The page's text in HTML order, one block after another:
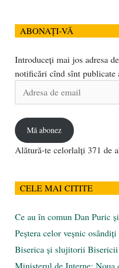
ABONAȚI-VĂ
Introduceți mai jos adresa
notificări cînd sînt publicate
Mă abonez
Alătură-te celorlalți 371 de
CELE MAI CITITE
Ce au în comun Dan Puric
Peştera celor veşnic osândiţi
Biserica și slujitorii Bisericii
Ministerul de Interne: Noua